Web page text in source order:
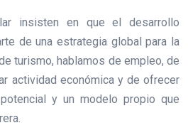
insisten en que el desarrollo
de una estrategia global para la
turismo, hablamos de empleo, de
actividad económica y de ofrecer
y un modelo propio que